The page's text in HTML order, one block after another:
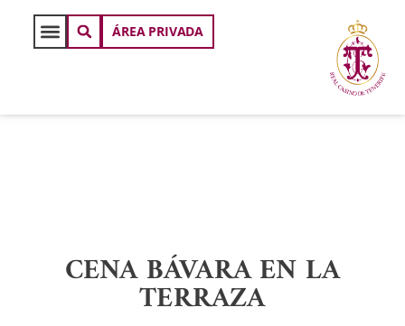
ÁREA PRIVADA
CENA BÁVARA EN LA
TERRAZA